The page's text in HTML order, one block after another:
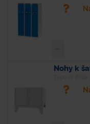
Nohy k